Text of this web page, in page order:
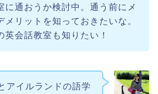
に通おうか検討中。通う前にメ
メリットを知っておきたいな。
英会話教室も知りたい！
アイルランドの語学